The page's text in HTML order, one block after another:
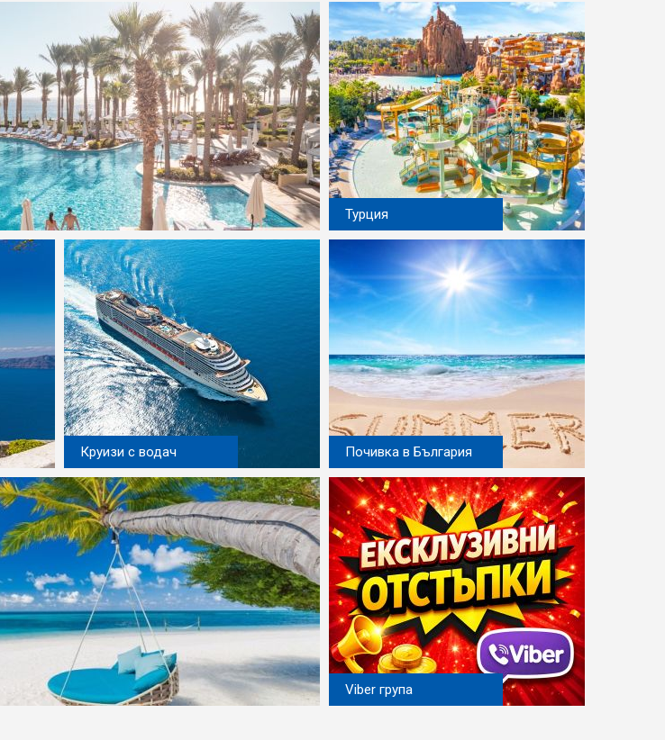
Турция
Круизи с водач Почивка в България
Viber група